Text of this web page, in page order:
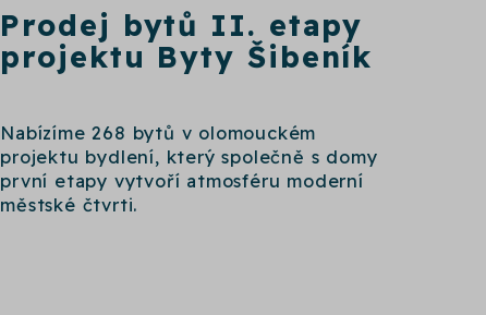
Prodej bytů II. etapy
projektu Byty Šibeník
Nabízíme 268 bytů v olomouckém
projektu bydlení, který společně s domy
první etapy vytvoří atmosféru moderní
městské čtvrti.